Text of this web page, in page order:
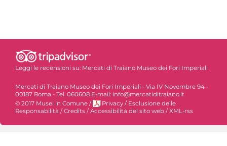
Leggi le recensioni su: Mercati di Traiano Museo dei Fori Imperiali
Mercati di Traiano Museo dei Fori Imperiali - Via IV Novembre 94 -
00187 Roma - Tel. 060608 E-mail: info@mercatiditraiano.it
© 2017 Musei in Comune / Privacy / Esclusione delle
Responsabilità / Credits / Accessibilità del sito web / XML-rss